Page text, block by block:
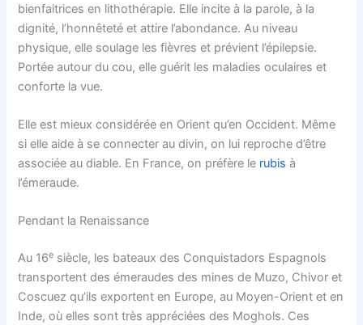
bienfaitrices en lithothérapie. Elle incite à la parole, à la
dignité, l’honnêteté et attire l’abondance. Au niveau
physique, elle soulage les fièvres et prévient l’épilepsie.
Portée autour du cou, elle guérit les maladies oculaires et
conforte la vue.
Elle est mieux considérée en Orient qu’en Occident. Même
si elle aide à se connecter au divin, on lui reproche d’être
associée au diable. En France, on préfère le rubis à
l’émeraude.
Pendant la Renaissance
Au 16e siècle, les bateaux des Conquistadors Espagnols
transportent des émeraudes des mines de Muzo, Chivor et
Coscuez qu’ils exportent en Europe, au Moyen-Orient et en
Inde, où elles sont très appréciées des Moghols. Ces